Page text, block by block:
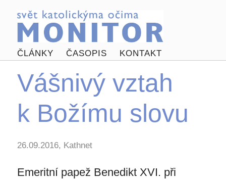
ČLÁNKY ČASOPIS KONTAKT
Vášnivý vztah
k Božímu slovu
26.09.2016, Kathnet
Emeritní papež Benedikt XVI. při